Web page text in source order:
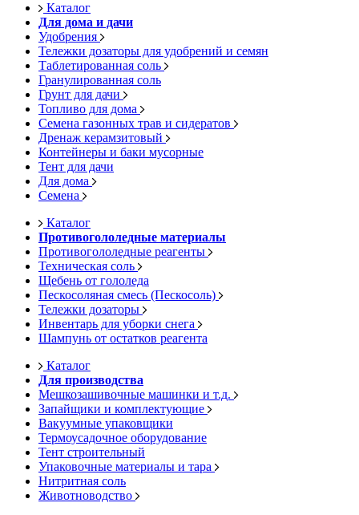
Каталог
Для дома и дачи
Удобрения
Тележки дозаторы для удобрений и семян
Таблетированная соль
Гранулированная соль
Грунт для дачи
Топливо для дома
Семена газонных трав и сидератов
Дренаж керамзитовый
Контейнеры и баки мусорные
Тент для дачи
Для дома
Семена
Каталог
Противогололедные материалы
Противогололедные реагенты
Техническая соль
Щебень от гололеда
Пескосоляная смесь (Пескосоль)
Тележки дозаторы
Инвентарь для уборки снега
Шампунь от остатков реагента
Каталог
Для производства
Мешкозашивочные машинки и т.д.
Запайщики и комплектующие
Вакуумные упаковщики
Термоусадочное оборудование
Тент строительный
Упаковочные материалы и тара
Нитритная соль
Животноводство